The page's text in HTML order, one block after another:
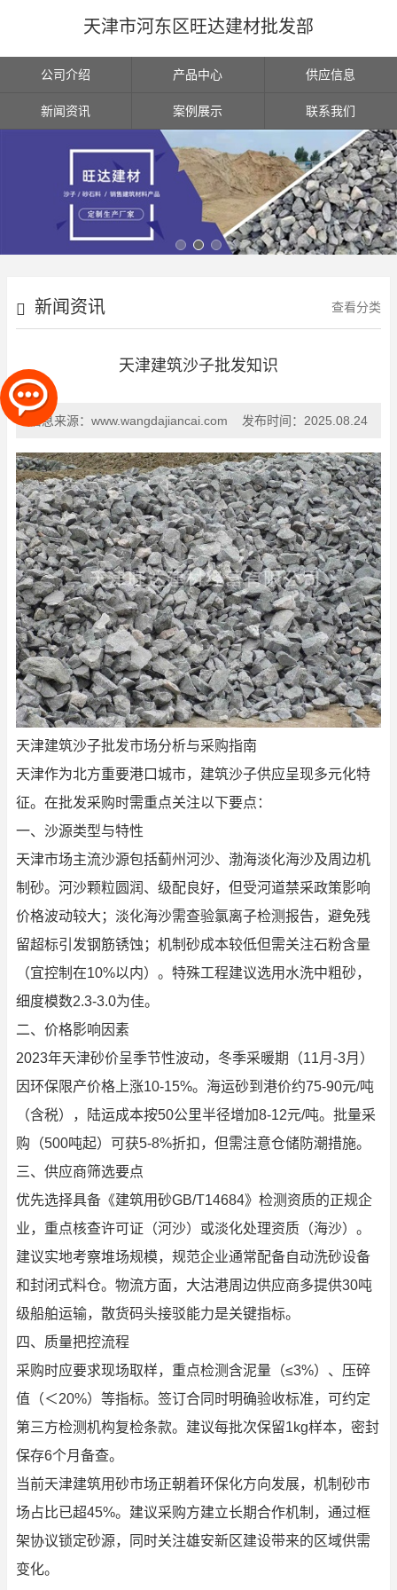
天津市河东区旺达建材批发部
公司介绍 产品中心 供应信息
新闻资讯 案例展示 联系我们
新闻资讯 查看分类
天津建筑沙子批发知识
信息来源： www.wangdajiancai.com 发布时间： 2025.08.24
天津建筑沙子批发市场分析与采购指南
天津作为北方重要港口城市，建筑沙子供应呈现多元化特
征。在批发采购时需重点关注以下要点：
一、沙源类型与特性
天津市场主流沙源包括蓟州河沙、渤海淡化海沙及周边机
制砂。河沙颗粒圆润、级配良好，但受河道禁采政策影响
价格波动较大；淡化海沙需查验氯离子检测报告，避免残
留超标引发钢筋锈蚀；机制砂成本较低但需关注石粉含量
（宜控制在10%以内）。特殊工程建议选用水洗中粗砂，
细度模数2.3-3.0为佳。
二、价格影响因素
2023年天津砂价呈季节性波动，冬季采暖期（11月-3月）
因环保限产价格上涨10-15%。海运砂到港价约75-90元/吨
（含税），陆运成本按50公里半径增加8-12元/吨。批量采
购（500吨起）可获5-8%折扣，但需注意仓储防潮措施。
三、供应商筛选要点
优先选择具备《建筑用砂GB/T14684》检测资质的正规企
业，重点核查许可证（河沙）或淡化处理资质（海沙）。
建议实地考察堆场规模，规范企业通常配备自动洗砂设备
和封闭式料仓。物流方面，大沽港周边供应商多提供30吨
级船舶运输，散货码头接驳能力是关键指标。
四、质量把控流程
采购时应要求现场取样，重点检测含泥量（≤3%）、压碎
值（＜20%）等指标。签订合同时明确验收标准，可约定
第三方检测机构复检条款。建议每批次保留1kg样本，密封
保存6个月备查。
当前天津建筑用砂市场正朝着环保化方向发展，机制砂市
场占比已超45%。建议采购方建立长期合作机制，通过框
架协议锁定砂源，同时关注雄安新区建设带来的区域供需
变化。